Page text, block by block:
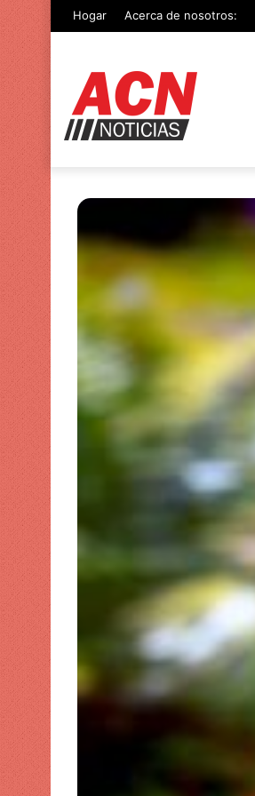
Hogar Acerca de nosotros: